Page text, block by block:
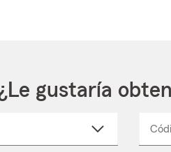
gustaría